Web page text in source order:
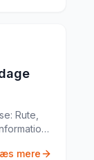
Rute,
mere